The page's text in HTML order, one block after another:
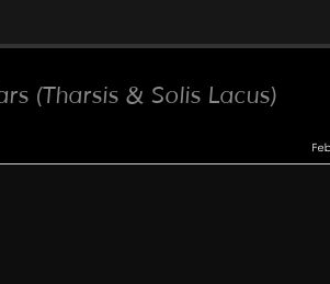
(Tharsis & Solis Lacus)